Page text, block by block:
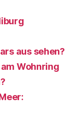
aus sehen?
Wohnring